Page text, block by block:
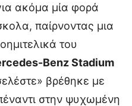
ακόμα μία φορά
παίρνοντας μια
του
Benz Stadium
βρέθηκε με
στην ψυχωμένη